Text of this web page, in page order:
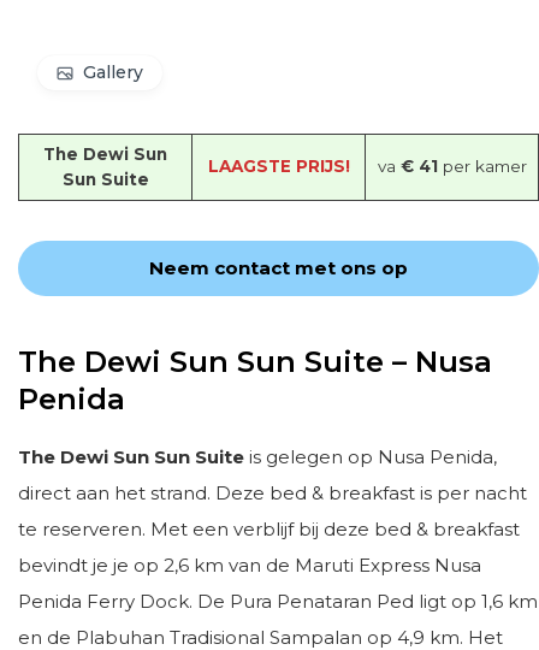
Gallery
The Dewi Sun
Sun Suite
LAAGSTE PRIJS! va € 41per kamer
Neem contact met ons op
The Dewi Sun Sun Suite – Nusa
Penida
The Dewi Sun Sun Suite is gelegen op Nusa Penida,
direct aan het strand. Deze bed & breakfast is per nacht
te reserveren. Met een verblijf bij deze bed & breakfast
bevindt je je op 2,6 km van de Maruti Express Nusa
Penida Ferry Dock. De Pura Penataran Ped ligt op 1,6 km
en de Plabuhan Tradisional Sampalan op 4,9 km. Het